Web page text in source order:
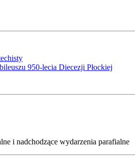
950-lecia Diecezji Płockiej
i nadchodzące wydarzenia parafialne